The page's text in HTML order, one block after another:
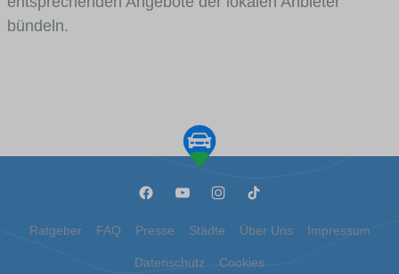
bündeln.
Ratgeber FAQ Presse Städte Über Uns Impressum
Datenschutz Cookies